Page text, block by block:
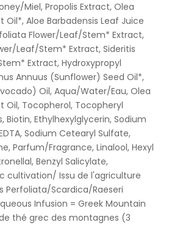
Miel, Propolis Extract, Olea
Oil*, Aloe Barbadensis Leaf Juice
Flower/Leaf/Stem* Extract,
Leaf/Stem* Extract, Sideritis
Extract, Hydroxypropyl
Annuus (Sunflower) Seed Oil*,
Oil, Aqua/Water/Eau, Olea
Oil, Tocopherol, Tocopheryl
Biotin, Ethylhexylglycerin, Sodium
Sodium Cetearyl Sulfate,
Parfum/Fragrance, Linalool, Hexyl
Benzyl Salicylate,
cultivation/ Issu de l'agriculture
Perfoliata/Scardica/Raeseri
Infusion = Greek Mountain
thé grec des montagnes (3